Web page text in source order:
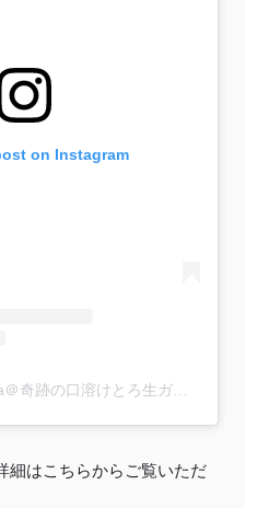
on Instagram
細はこちらからご覧いただ